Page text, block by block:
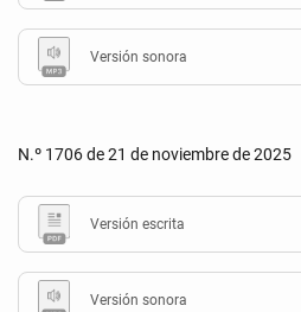
Versión sonora
N.º 1706 de 21 de noviembre de 2025
Versión escrita
Versión sonora